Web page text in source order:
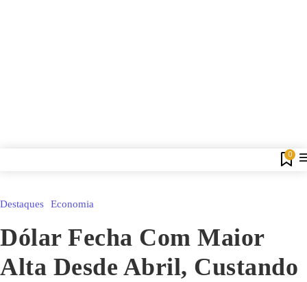
0
Destaques Economia
Dólar Fecha Com Maior
Alta Desde Abril, Custando